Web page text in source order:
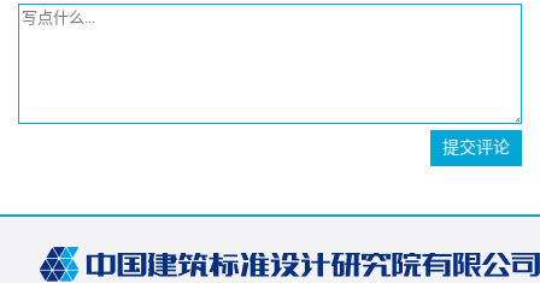
提交评论